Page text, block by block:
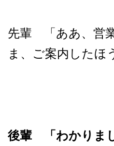
先輩 「ああ、営
ま、ご案内したほ
後輩 「わかりま